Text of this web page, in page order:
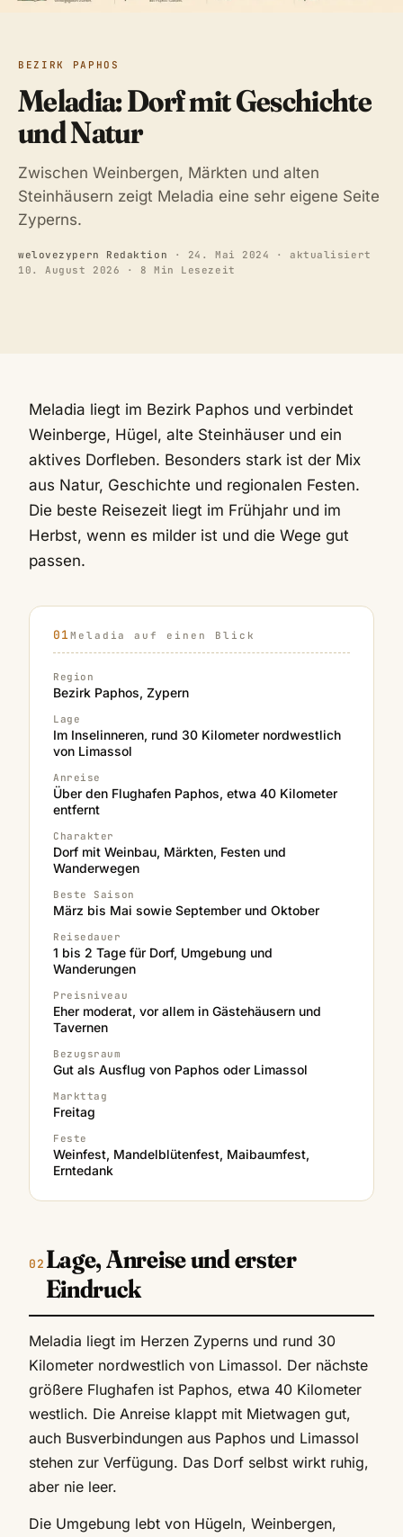
BEZIRK PAPHOS
Meladia: Dorf mit Geschichte
und Natur
Zwischen Weinbergen, Märkten und alten
Steinhäusern zeigt Meladia eine sehr eigene Seite
Zyperns.
welovezypern Redaktion · 24. Mai 2024 · aktualisiert
10. August 2026 · 8 Min Lesezeit
Meladia liegt im Bezirk Paphos und verbindet
Weinberge, Hügel, alte Steinhäuser und ein
aktives Dorfleben. Besonders stark ist der Mix
aus Natur, Geschichte und regionalen Festen.
Die beste Reisezeit liegt im Frühjahr und im
Herbst, wenn es milder ist und die Wege gut
passen.
Meladia auf einen Blick
Region
Bezirk Paphos, Zypern
Lage
Im Inselinneren, rund 30 Kilometer nordwestlich
von Limassol
Anreise
Über den Flughafen Paphos, etwa 40 Kilometer
entfernt
Charakter
Dorf mit Weinbau, Märkten, Festen und
Wanderwegen
Beste Saison
März bis Mai sowie September und Oktober
Reisedauer
1 bis 2 Tage für Dorf, Umgebung und
Wanderungen
Preisniveau
Eher moderat, vor allem in Gästehäusern und
Tavernen
Bezugsraum
Gut als Ausflug von Paphos oder Limassol
Markttag
Freitag
Feste
Weinfest, Mandelblütenfest, Maibaumfest,
Erntedank
Lage, Anreise und erster
Eindruck
Meladia liegt im Herzen Zyperns und rund 30
Kilometer nordwestlich von Limassol. Der nächste
größere Flughafen ist Paphos, etwa 40 Kilometer
westlich. Die Anreise klappt mit Mietwagen gut,
auch Busverbindungen aus Paphos und Limassol
stehen zur Verfügung. Das Dorf selbst wirkt ruhig,
aber nie leer.
Die Umgebung lebt von Hügeln, Weinbergen,